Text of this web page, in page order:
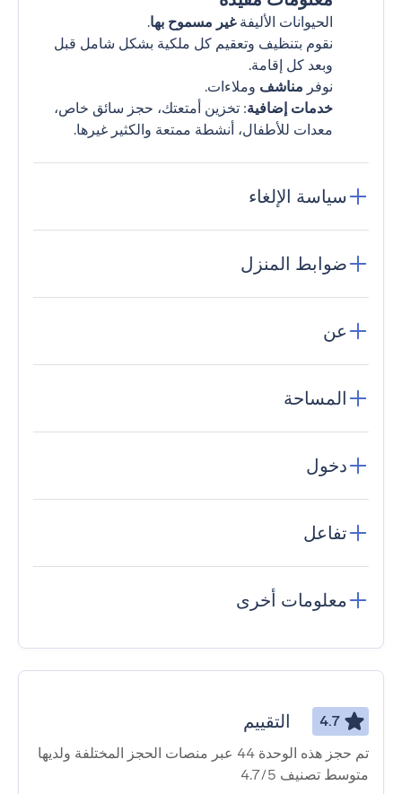
الحيوانات الأليفةغير مسموح بها.
نقوم بتنظيف وتعقيم كل ملكية بشكل شامل قبل
وبعد كل إقامة.
نوفر مناشف وملاءات.
خدمات إضافية: تخزين أمتعتك، حجز سائق خاص،
معدات للأطفال، أنشطة ممتعة والكثير غيرها.
سياسة الإلغاء
ضوابط المنزل
عن
المساحة
دخول
تفاعل
معلومات أخرى
4.7 التقييم
تم حجز هذه الوحدة 44 عبر منصات الحجز المختلفة ولديها
متوسط ​​تصنيف 4.7/5